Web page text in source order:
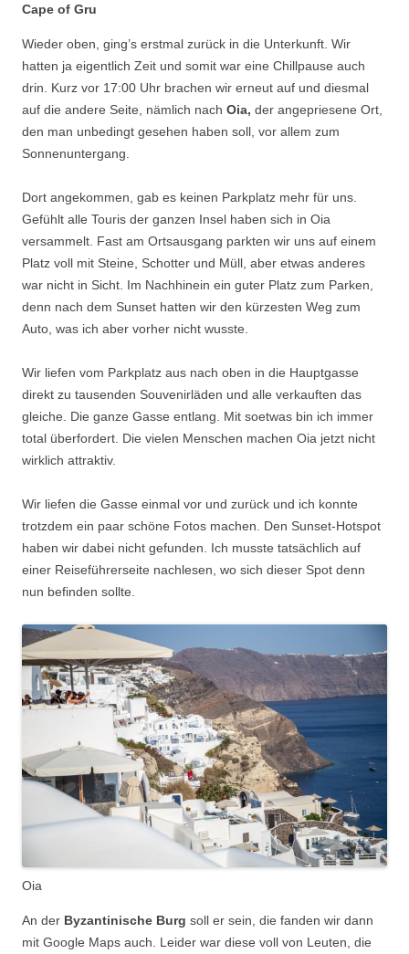
Cape of Gru
Wieder oben, ging’s erstmal zurück in die Unterkunft. Wir
hatten ja eigentlich Zeit und somit war eine Chillpause auch
drin. Kurz vor 17:00 Uhr brachen wir erneut auf und diesmal
auf die andere Seite, nämlich nach Oia, der angepriesene Ort,
den man unbedingt gesehen haben soll, vor allem zum
Sonnenuntergang.
Dort angekommen, gab es keinen Parkplatz mehr für uns.
Gefühlt alle Touris der ganzen Insel haben sich in Oia
versammelt. Fast am Ortsausgang parkten wir uns auf einem
Platz voll mit Steine, Schotter und Müll, aber etwas anderes
war nicht in Sicht. Im Nachhinein ein guter Platz zum Parken,
denn nach dem Sunset hatten wir den kürzesten Weg zum
Auto, was ich aber vorher nicht wusste.
Wir liefen vom Parkplatz aus nach oben in die Hauptgasse
direkt zu tausenden Souvenirläden und alle verkauften das
gleiche. Die ganze Gasse entlang. Mit soetwas bin ich immer
total überfordert. Die vielen Menschen machen Oia jetzt nicht
wirklich attraktiv.
Wir liefen die Gasse einmal vor und zurück und ich konnte
trotzdem ein paar schöne Fotos machen. Den Sunset-Hotspot
haben wir dabei nicht gefunden. Ich musste tatsächlich auf
einer Reiseführerseite nachlesen, wo sich dieser Spot denn
nun befinden sollte.
Oia
An der Byzantinische Burg soll er sein, die fanden wir dann
mit Google Maps auch. Leider war diese voll von Leuten, die